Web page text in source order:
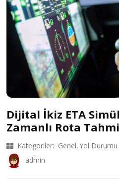
Dijital İkiz ETA
Zamanlı Rota
Kategoriler: Genel Yol Durumu
admin